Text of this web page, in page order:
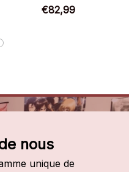
Tokoyami – Chaussures
€82,99
nous
unique de